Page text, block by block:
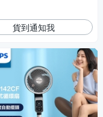
貨到通知我